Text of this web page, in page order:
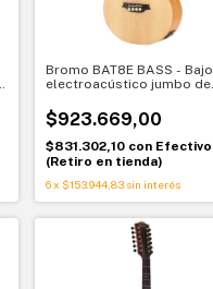
Bromo BAT8E BASS - Bajo
electroacústico jumbo de
$923.669,00
$831.302,10 con Efectivo
(Retiro en tienda)
6x $153.944,83 sin interés